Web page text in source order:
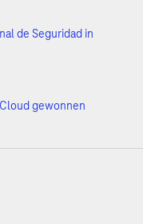
de Seguridad in
gewonnen